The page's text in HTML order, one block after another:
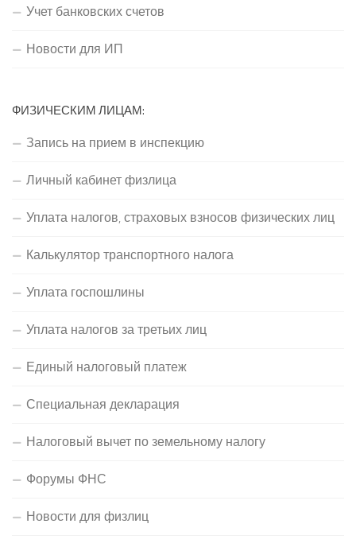
Учет банковских счетов
Новости для ИП
ФИЗИЧЕСКИМ ЛИЦАМ:
Запись на прием в инспекцию
Личный кабинет физлица
Уплата налогов, страховых взносов физических лиц
Калькулятор транспортного налога
Уплата госпошлины
Уплата налогов за третьих лиц
Единый налоговый платеж
Специальная декларация
Налоговый вычет по земельному налогу
Форумы ФНС
Новости для физлиц